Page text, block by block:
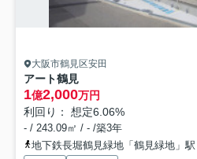
大阪市鶴見区安田
アート鶴見
1億2,000万円
利回り： 想定6.06%
- / 243.09㎡ / - /築3年
地下鉄長堀鶴見緑地「鶴見緑地」